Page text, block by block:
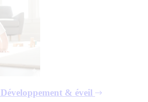
Développement & éveil